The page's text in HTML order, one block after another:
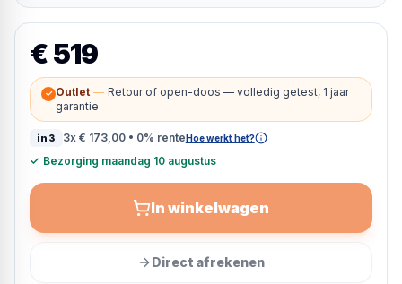
€ 519
✓ Outlet — Retour of open-doos — volledig getest, 1 jaar
garantie
in3 3x € 173,00• 0% renteHoe werkt het?
✓ Bezorging maandag 10 augustus
In winkelwagen
Direct afrekenen